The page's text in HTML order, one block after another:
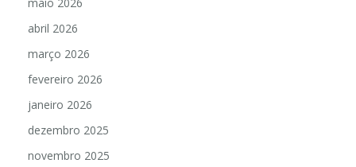
abril 2026
março 2026
fevereiro 2026
janeiro 2026
dezembro 2025
novembro 2025